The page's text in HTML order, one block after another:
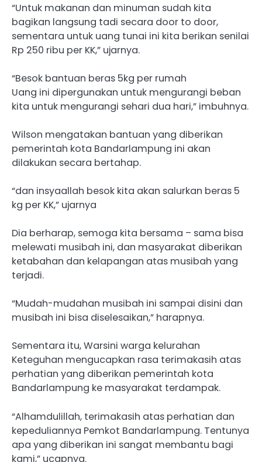
“Untuk makanan dan minuman sudah kita
bagikan langsung tadi secara door to door,
sementara untuk uang tunai ini kita berikan senilai
Rp 250 ribu per KK,” ujarnya.
“Besok bantuan beras 5kg per rumah
Uang ini dipergunakan untuk mengurangi beban
kita untuk mengurangi sehari dua hari,” imbuhnya.
Wilson mengatakan bantuan yang diberikan
pemerintah kota Bandarlampung ini akan
dilakukan secara bertahap.
“dan insyaallah besok kita akan salurkan beras 5
kg per KK,” ujarnya
Dia berharap, semoga kita bersama – sama bisa
melewati musibah ini, dan masyarakat diberikan
ketabahan dan kelapangan atas musibah yang
terjadi.
“Mudah-mudahan musibah ini sampai disini dan
musibah ini bisa diselesaikan,” harapnya.
Sementara itu, Warsini warga kelurahan
Keteguhan mengucapkan rasa terimakasih atas
perhatian yang diberikan pemerintah kota
Bandarlampung ke masyarakat terdampak.
“Alhamdulillah, terimakasih atas perhatian dan
kepeduliannya Pemkot Bandarlampung. Tentunya
apa yang diberikan ini sangat membantu bagi
kami,” ucapnya.